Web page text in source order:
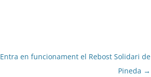
Entra en funcionament el Rebost Solidari de
Pineda →